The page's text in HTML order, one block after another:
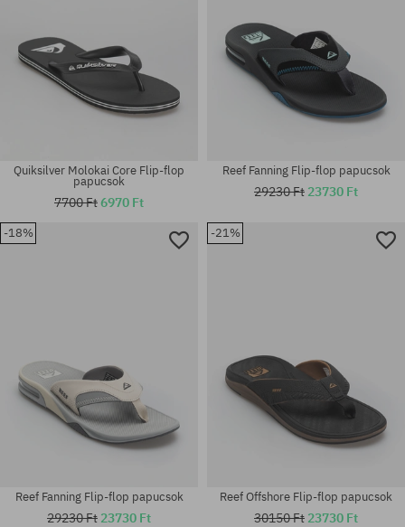
Elérhető méretek:
Elérhető méretek:
Quiksilver Molokai Core Flip-flop
papucsok
7700 Ft6970 Ft
Reef Fanning Flip-flop papucsok
29230 Ft 23730 Ft
-18%
Reef Fanning Flip-flop papucsok
29230 Ft 23730 Ft
-21%
Reef Offshore Flip-flop papucsok
30150 Ft 23730 Ft